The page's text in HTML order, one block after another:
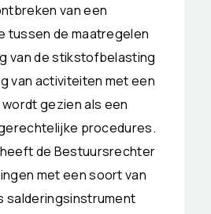
van een
tussen de maatregelen
van de stikstofbelasting
van activiteiten met een
gezien als een
procedures.
de Bestuursrechter
met een soort van
salderingsinstrument